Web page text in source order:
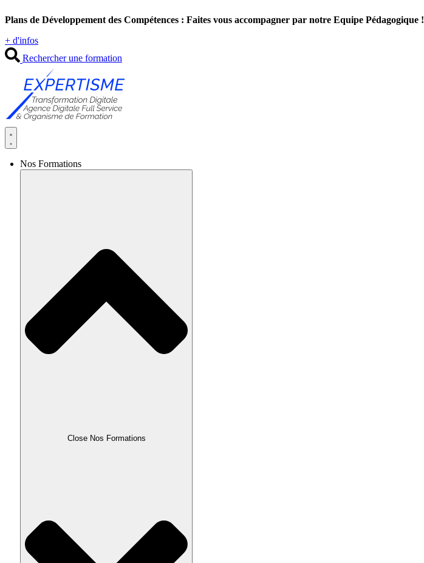
au
Plans de Développement des Compétences : Faites vous accompagner par notre Equipe Pédagogique !
+ d'infos
Rechercher une formation
Nos Formations
Close Nos Formations